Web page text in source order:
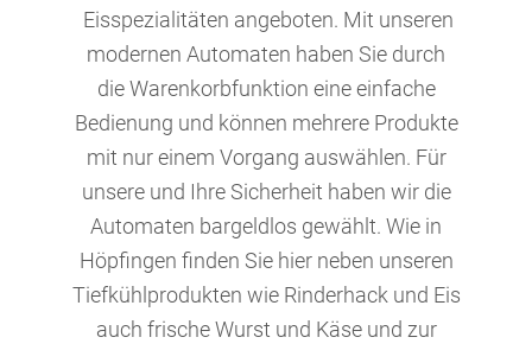
Eisspezialitäten angeboten. Mit unseren
modernen Automaten haben Sie durch
die Warenkorbfunktion eine einfache
Bedienung und können mehrere Produkte
mit nur einem Vorgang auswählen. Für
unsere und Ihre Sicherheit haben wir die
Automaten bargeldlos gewählt. Wie in
Höpfingen finden Sie hier neben unseren
Tiefkühlprodukten wie Rinderhack und Eis
auch frische Wurst und Käse und zur